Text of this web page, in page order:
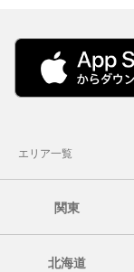
エリア一覧
関東
北海道